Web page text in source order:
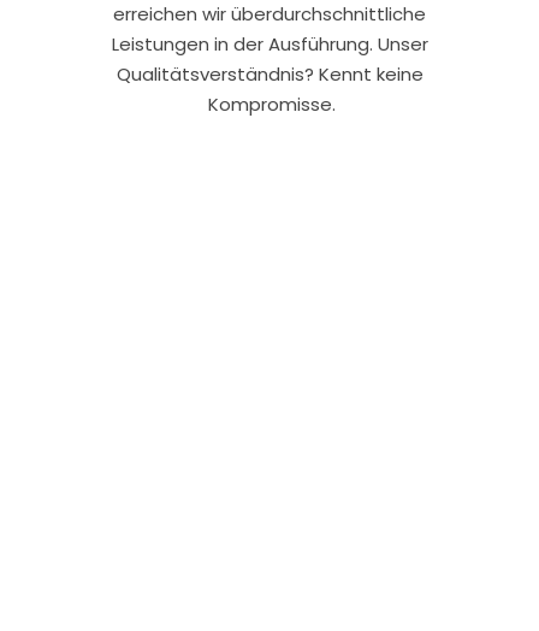
erreichen wir überdurchschnittliche
Leistungen in der Ausführung. Unser
Qualitätsverständnis? Kennt keine
Kompromisse.